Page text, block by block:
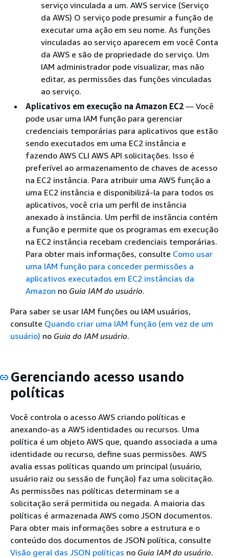
serviço vinculada a um. AWS service (Serviço
da AWS) O serviço pode presumir a função de
executar uma ação em seu nome. As funções
vinculadas ao serviço aparecem em você Conta
da AWS e são de propriedade do serviço. Um
IAM administrador pode visualizar, mas não
editar, as permissões das funções vinculadas
ao serviço.
Aplicativos em execução na Amazon EC2 — Você
pode usar uma IAM função para gerenciar
credenciais temporárias para aplicativos que estão
sendo executados em uma EC2 instância e
fazendo AWS CLI AWS API solicitações. Isso é
preferível ao armazenamento de chaves de acesso
na EC2 instância. Para atribuir uma AWS função a
uma EC2 instância e disponibilizá-la para todos os
aplicativos, você cria um perfil de instância
anexado à instância. Um perfil de instância contém
a função e permite que os programas em execução
na EC2 instância recebam credenciais temporárias.
Para obter mais informações, consulte Como usar
uma IAM função para conceder permissões a
aplicativos executados em EC2 instâncias da
Amazon no Guia IAM do usuário.
Para saber se usar IAM funções ou IAM usuários,
consulte Quando criar uma IAM função (em vez de um
usuário) no Guia do IAM usuário.
Gerenciando acesso usando
políticas
Você controla o acesso AWS criando políticas e
anexando-as a AWS identidades ou recursos. Uma
política é um objeto AWS que, quando associada a uma
identidade ou recurso, define suas permissões. AWS
avalia essas políticas quando um principal (usuário,
usuário raiz ou sessão de função) faz uma solicitação.
As permissões nas políticas determinam se a
solicitação será permitida ou negada. A maioria das
políticas é armazenada AWS como JSON documentos.
Para obter mais informações sobre a estrutura e o
conteúdo dos documentos de JSON política, consulte
Visão geral das JSON políticas no Guia IAM do usuário.